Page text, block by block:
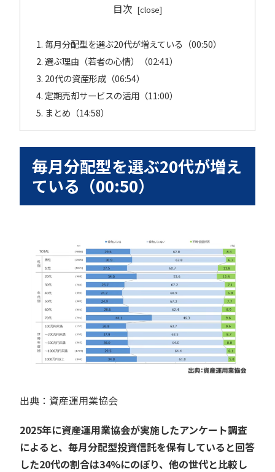
目次
毎月分配型を選ぶ20代が増えている（00:50）
選ぶ理由（若者の心情）（02:41）
20代の資産形成（06:54）
定期売却サービスの活用（11:00）
まとめ（14:58）
毎月分配型を選ぶ20代が増え
ている（00:50）
出典：資産運用業協会
2025年に資産運用業協会が実施したアンケート調査
によると、毎月分配型投資信託を保有していると回答
した20代の割合は34%にのぼり、他の世代と比較し